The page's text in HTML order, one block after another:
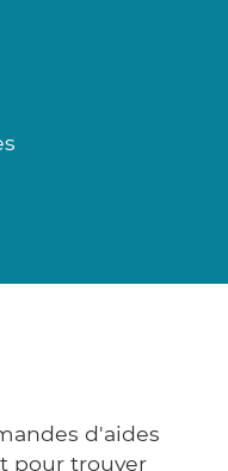
d'aides
pour trouver